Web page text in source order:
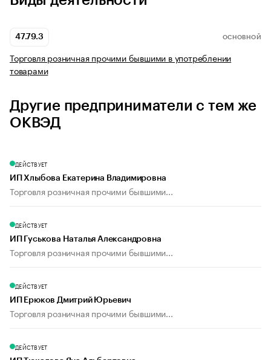
47.79.3 ОСНОВНОЙ
Торговля розничная прочими бывшими в употреблении
товарами
Другие предприниматели с тем же
ОКВЭД
ДЕЙСТВУЕТ
ИП Хлыбова Екатерина Владимировна
Торговля розничная прочими бывшими...
ДЕЙСТВУЕТ
ИП Гуськова Наталья Александровна
Торговля розничная прочими бывшими...
ДЕЙСТВУЕТ
ИП Ерюков Дмитрий Юрьевич
Торговля розничная прочими бывшими...
ДЕЙСТВУЕТ